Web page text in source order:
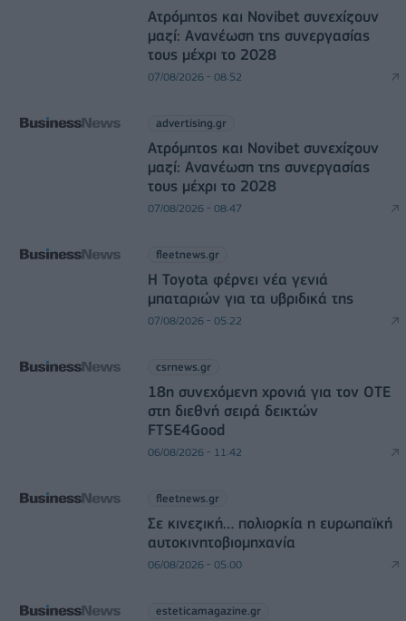
Ατρόμητος και Novibet συνεχίζουν
μαζί: Ανανέωση της συνεργασίας
τους μέχρι το 2028
07/08/2026 - 08:52
advertising.gr
Ατρόμητος και Novibet συνεχίζουν
μαζί: Ανανέωση της συνεργασίας
τους μέχρι το 2028
07/08/2026 - 08:47
fleetnews.gr
Η Toyota φέρνει νέα γενιά
μπαταριών για τα υβριδικά της
07/08/2026 - 05:22
csrnews.gr
18η συνεχόμενη χρονιά για τον ΟΤΕ
στη διεθνή σειρά δεικτών
FTSE4Good
06/08/2026 - 11:42
fleetnews.gr
Σε κινεζική… πολιορκία η ευρωπαϊκή
αυτοκινητοβιομηχανία
06/08/2026 - 05:00
esteticamagazine.gr